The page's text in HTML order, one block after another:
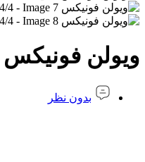
ویولن فونیکس MVZ301 E 4/4
بدون نظر